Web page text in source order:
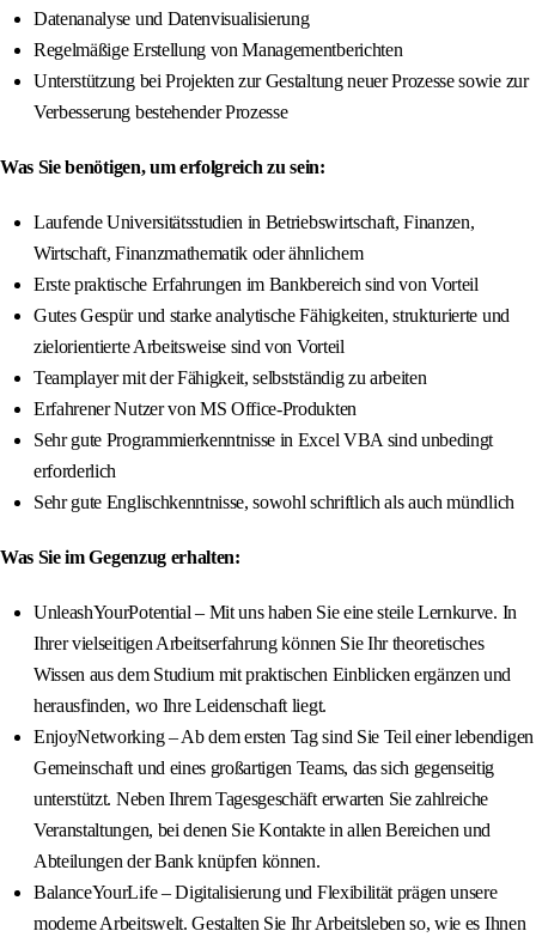
Datenanalyse und Datenvisualisierung
Regelmäßige Erstellung von Managementberichten
Unterstützung bei Projekten zur Gestaltung neuer Prozesse sowie zur
Verbesserung bestehender Prozesse
Was Sie benötigen, um erfolgreich zu sein:
Laufende Universitätsstudien in Betriebswirtschaft, Finanzen,
Wirtschaft, Finanzmathematik oder ähnlichem
Erste praktische Erfahrungen im Bankbereich sind von Vorteil
Gutes Gespür und starke analytische Fähigkeiten, strukturierte und
zielorientierte Arbeitsweise sind von Vorteil
Teamplayer mit der Fähigkeit, selbstständig zu arbeiten
Erfahrener Nutzer von MS Office-Produkten
Sehr gute Programmierkenntnisse in Excel VBA sind unbedingt
erforderlich
Sehr gute Englischkenntnisse, sowohl schriftlich als auch mündlich
Was Sie im Gegenzug erhalten:
UnleashYourPotential – Mit uns haben Sie eine steile Lernkurve. In
Ihrer vielseitigen Arbeitserfahrung können Sie Ihr theoretisches
Wissen aus dem Studium mit praktischen Einblicken ergänzen und
herausfinden, wo Ihre Leidenschaft liegt.
EnjoyNetworking – Ab dem ersten Tag sind Sie Teil einer lebendigen
Gemeinschaft und eines großartigen Teams, das sich gegenseitig
unterstützt. Neben Ihrem Tagesgeschäft erwarten Sie zahlreiche
Veranstaltungen, bei denen Sie Kontakte in allen Bereichen und
Abteilungen der Bank knüpfen können.
BalanceYourLife – Digitalisierung und Flexibilität prägen unsere
moderne Arbeitswelt. Gestalten Sie Ihr Arbeitsleben so, wie es Ihnen